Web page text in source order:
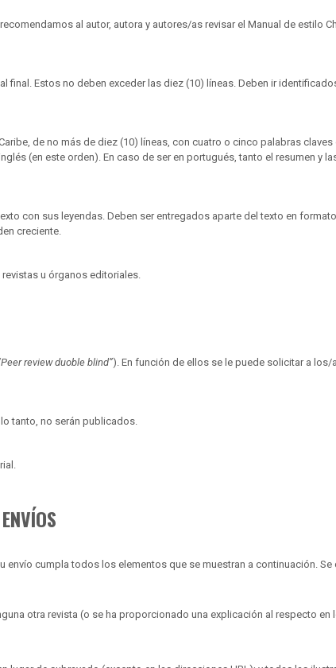
al autor, autora y autores/as revisar el Manual de estilo
final. Estos no deben exceder las diez (10) líneas. Deben ir
de no más de diez (10) líneas, con cuatro o cinco palabras claves
(en este orden). En caso de ser en portugués, tanto el resumen y
con sus leyendas. Deben ser entregados aparte del texto en
creciente.
u órganos editoriales.
review duoble blind”). En función de ellos se le puede solicitar a
tanto, no serán publicados.
cumpla todos los elementos que se muestran a continuación.
otra revista (o se ha proporcionado una explicación al respecto en